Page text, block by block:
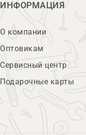
ИНФОРМАЦИЯ
О компании
Оптовикам
Сервисный центр
Подарочные карты